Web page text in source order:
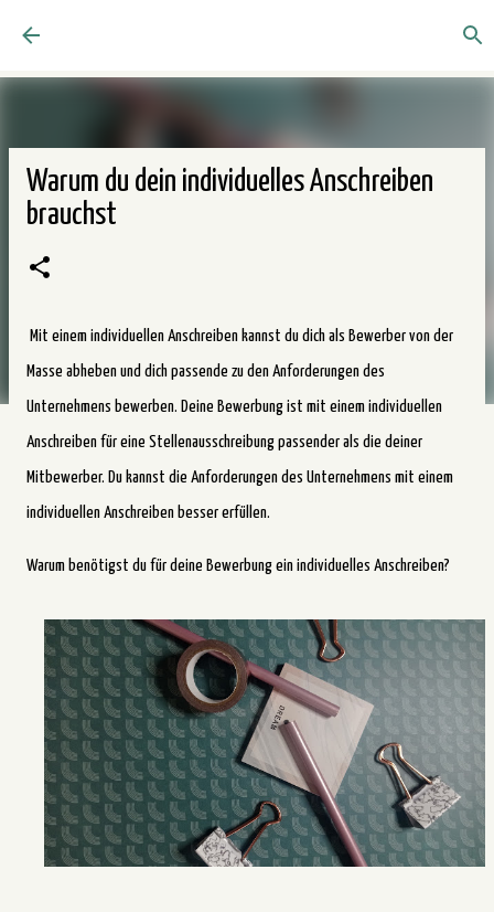
Warum du dein individuelles Anschreiben
brauchst
Mit einem individuellen Anschreiben kannst du dich als Bewerber von der
Masse abheben und dich passende zu den Anforderungen des
Unternehmens bewerben. Deine Bewerbung ist mit einem individuellen
Anschreiben für eine Stellenausschreibung passender als die deiner
Mitbewerber. Du kannst die Anforderungen des Unternehmens mit einem
individuellen Anschreiben besser erfüllen.
Warum benötigst du für deine Bewerbung ein individuelles Anschreiben?